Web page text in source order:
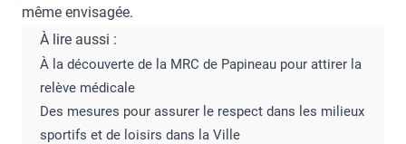
même envisagée.
À lire aussi :
À la découverte de la MRC de Papineau pour attirer la
relève médicale
Des mesures pour assurer le respect dans les milieux
sportifs et de loisirs dans la Ville